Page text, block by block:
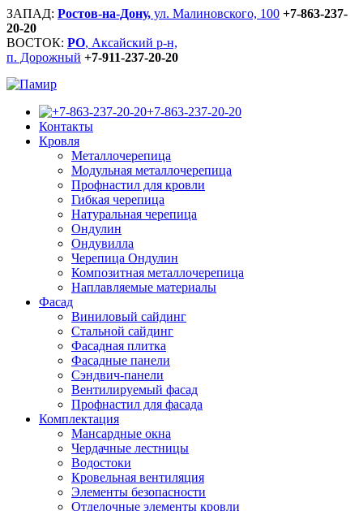
ЗАПАД: Ростов-на-Дону, ул. Малиновского, 100 +7-863-237-
20-20
ВОСТОК: РО, Аксайский р-н,
п. Дорожный +7-911-237-20-20
+7-863-237-20-20
Контакты
Кровля
Металлочерепица
Модульная металлочерепица
Профнастил для кровли
Гибкая черепица
Натуральная черепица
Ондулин
Ондувилла
Черепица Ондулин
Композитная металлочерепица
Наплавляемые материалы
Фасад
Виниловый сайдинг
Стальной сайдинг
Фасадная плитка
Фасадные панели
Сэндвич-панели
Вентилируемый фасад
Профнастил для фасада
Комплектация
Мансардные окна
Чердачные лестницы
Водостоки
Кровельная вентиляция
Элементы безопасности
Отделочные элементы кровли